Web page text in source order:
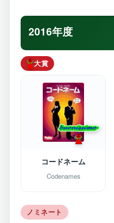
2016年度
大賞
コードネーム
Codenames
ノミネート